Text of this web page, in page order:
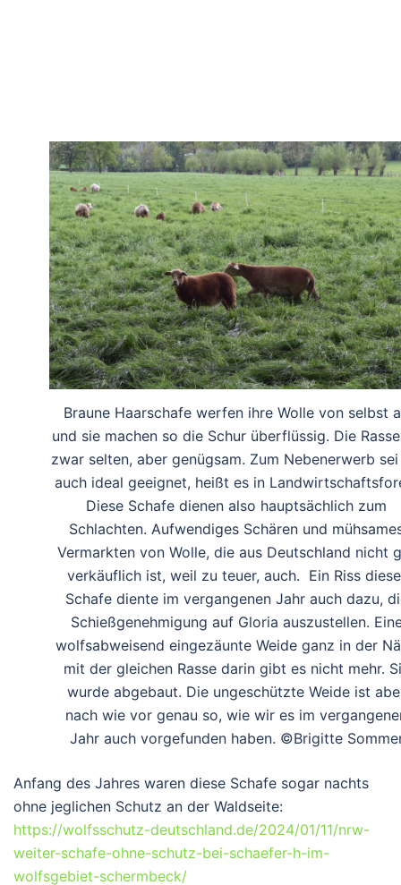
Braune Haarschafe werfen ihre Wolle von selbst
und sie machen so die Schur überflüssig. Die
zwar selten, aber genügsam. Zum Nebenerwerb
auch ideal geeignet, heißt es in
Diese Schafe dienen also hauptsächlich zum
Schlachten. Aufwendiges Schären und
Vermarkten von Wolle, die aus Deutschland nicht
verkäuflich ist, weil zu teuer, auch. Ein Riss
Schafe diente im vergangenen Jahr auch dazu,
Schießgenehmigung auf Gloria auszustellen.
wolfsabweisend eingezäunte Weide ganz in der
mit der gleichen Rasse darin gibt es nicht mehr.
wurde abgebaut. Die ungeschützte Weide ist
nach wie vor genau so, wie wir es im
Jahr auch vorgefunden haben. ©Brigitte
Anfang des Jahres waren diese Schafe sogar nachts
ohne jeglichen Schutz an der Waldseite:
https://wolfsschutz-deutschland.de/2024/01/11/nrw-
weiter-schafe-ohne-schutz-bei-schaefer-h-im-
wolfsgebiet-schermbeck/